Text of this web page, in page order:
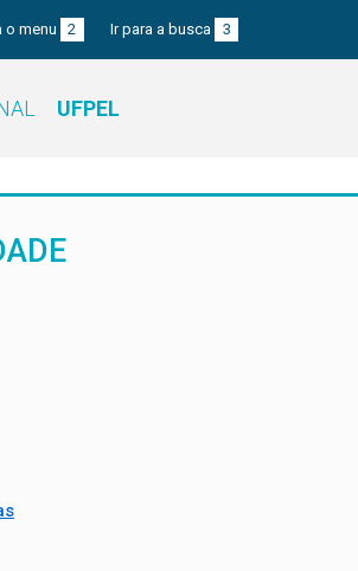
o menu 2 Ir para a busca 3
UFPEL